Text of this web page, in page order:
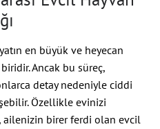
en büyük ve heyecan
Ancak bu süreç,
detay nedeniyle ciddi
Özellikle evinizi
ailenizin birer ferdi olan evcil